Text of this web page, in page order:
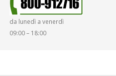
da lunedì a venerdì
09:00 – 18:00